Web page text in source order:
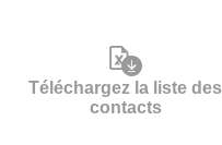
Téléchargez la liste des
contacts